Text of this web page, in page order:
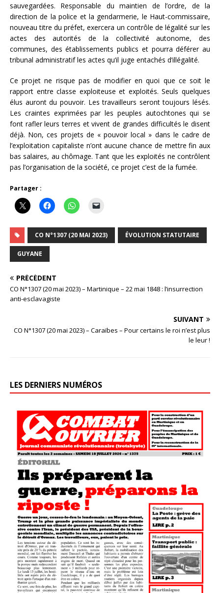
sauvegardées. Responsable du maintien de l’ordre, de la
direction de la police et la gendarmerie, le Haut-commissaire,
nouveau titre du préfet, exercera un contrôle de légalité sur les
actes des autorités de la collectivité autonome, des
communes, des établissements publics et pourra déférer au
tribunal administratif les actes qu’il juge entachés d’illégalité.
Ce projet ne risque pas de modifier en quoi que ce soit le
rapport entre classe exploiteuse et exploités. Seuls quelques
élus auront du pouvoir. Les travailleurs seront toujours lésés.
Les craintes exprimées par les peuples autochtones qui se
font rafler leurs terres et vivent de grandes difficultés le disent
déjà. Non, ces projets de « pouvoir local » dans le cadre de
l’exploitation capitaliste n’ont aucune chance de mettre fin aux
bas salaires, au chômage. Tant que les exploités ne contrôlent
pas l’organisation de la société, ce projet c’est de la fumée.
Partager :
CO N°1307 (20 MAI 2023) ÉVOLUTION STATUTAIRE
GUYANE
PRÉCÉDENT
CO N°1307 (20 mai 2023) – Martinique – 22 mai 1848 : l’insurrection
anti-esclavagiste
SUIVANT
CO N°1307 (20 mai 2023) – Caraïbes – Pour certains le roi n’est plus
le leur !
LES DERNIERS NUMÉROS